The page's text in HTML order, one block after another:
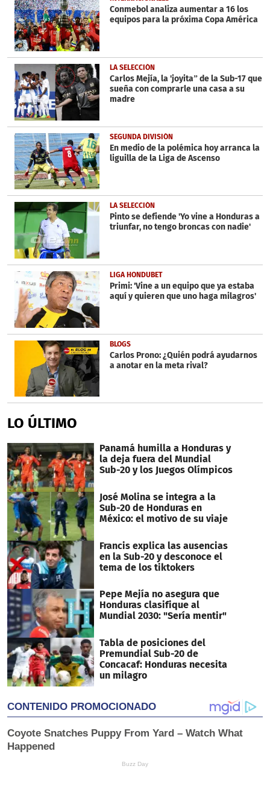
seconds
Conmebol analiza aumentar a 16 los
equipos para la próxima Copa América
LA SELECCIÓN
Carlos Mejía, la 'joyita” de la Sub-17 que
sueña con comprarle una casa a su
madre
SEGUNDA DIVISIÓN
En medio de la polémica hoy arranca la
liguilla de la Liga de Ascenso
LA SELECCIÓN
Pinto se defiende 'Yo vine a Honduras a
triunfar, no tengo broncas con nadie'
LIGA HONDUBET
Primi: 'Vine a un equipo que ya estaba
aquí y quieren que uno haga milagros'
BLOGS
Carlos Prono: ¿Quién podrá ayudarnos
a anotar en la meta rival?
LO ÚLTIMO
Panamá humilla a Honduras y
la deja fuera del Mundial
Sub-20 y los Juegos Olímpicos
José Molina se integra a la
Sub-20 de Honduras en
México: el motivo de su viaje
Francis explica las ausencias
en la Sub-20 y desconoce el
tema de los tiktokers
Pepe Mejía no asegura que
Honduras clasifique al
Mundial 2030: "Sería mentir"
Tabla de posiciones del
Premundial Sub-20 de
Concacaf: Honduras necesita
un milagro